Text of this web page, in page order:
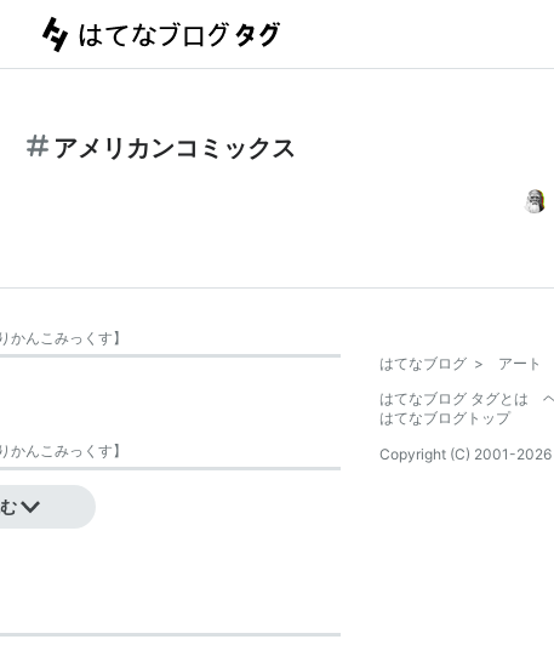
アメリカンコミックス
かんこみっくす】
かんこみっくす】
はてなブログ > アート
はてなブログ タグとは
はてなブログトップ
Copyright (C) 2001-2026